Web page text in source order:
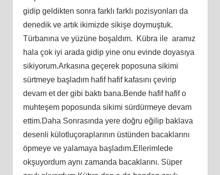
gidip geldikten sonra farklı farklı pozisyonları da
denedik ve artık ikimizde sikişe doymuştuk.
Türbanına ve yüzüne boşaldım. Kübra ile aramız
hala çok iyi arada gidip yine onu evinde doyasıya
sikiyorum.Arkasına geçerek poposuna sikimi
sürtmeye başladım hafif hafif kafasını çevirip
devam et der gibi baktı bana.Bende hafif hafif o
muhteşem poposunda sikimi sürdürmeye devam
ettim.Daha Sonrasında yere doğru eğilip baklava
desenli külotluçoraplarının üstünden bacaklarını
öpmeye ve yalamaya başladım.Ellerimlede
okşuyordum aynı zamanda bacaklarını. Süper